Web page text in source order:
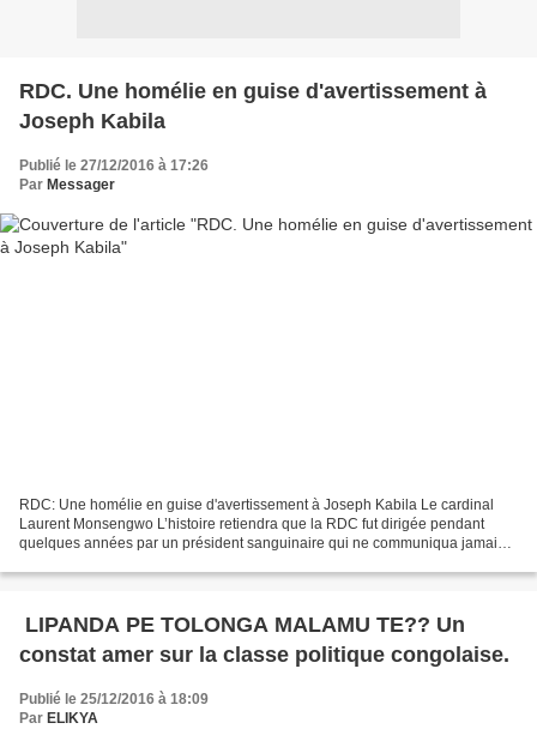
RDC. Une homélie en guise d'avertissement à
Joseph Kabila
Publié le 27/12/2016 à 17:26
Par Messager
RDC: Une homélie en guise d'avertissement à Joseph Kabila Le cardinal
Laurent Monsengwo L’histoire retiendra que la RDC fut dirigée pendant
quelques années par un président sanguinaire qui ne communiqua jamais
LIPANDA PE TOLONGA MALAMU TE?? Un
constat amer sur la classe politique congolaise.
Publié le 25/12/2016 à 18:09
Par ELIKYA